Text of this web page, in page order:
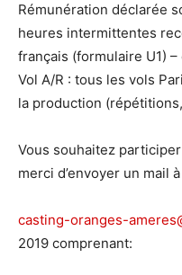
Rémunération déclarée
heures intermittentes
français (formulaire U1)
Vol A/R : tous les vols
la production
Vous souhaitez
merci d’envoyer un mail à
casting-oranges-
2019 comprenant: